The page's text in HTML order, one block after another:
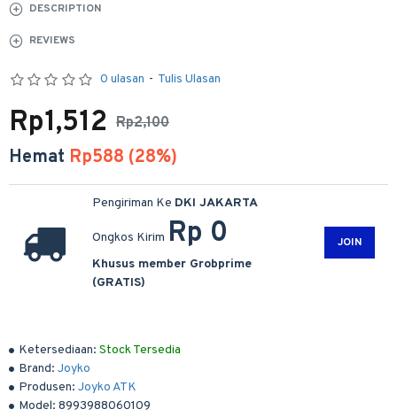
DESCRIPTION
REVIEWS
Ketersediaan: Stock Tersedia
Brand: Joyko
Produsen: Joyko ATK
Model: 8993988060109
0 ulasan - Tulis Ulasan
Rp2,100
Rp1,512
Hemat Rp588 (28%)
Pengiriman Ke DKI JAKARTA
Ongkos Kirim Rp 0
Khusus member Grobprime
(GRATIS)
JOIN